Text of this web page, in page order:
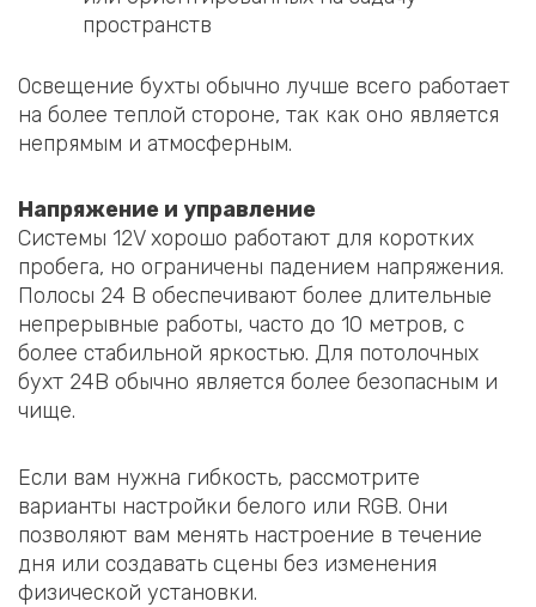
пространств
Освещение бухты обычно лучше всего работает
на более теплой стороне, так как оно является
непрямым и атмосферным.
Напряжение и управление
Системы 12V хорошо работают для коротких
пробега, но ограничены падением напряжения.
Полосы 24 В обеспечивают более длительные
непрерывные работы, часто до 10 метров, с
более стабильной яркостью. Для потолочных
бухт 24В обычно является более безопасным и
чище.
Если вам нужна гибкость, рассмотрите
варианты настройки белого или RGB. Они
позволяют вам менять настроение в течение
дня или создавать сцены без изменения
физической установки.